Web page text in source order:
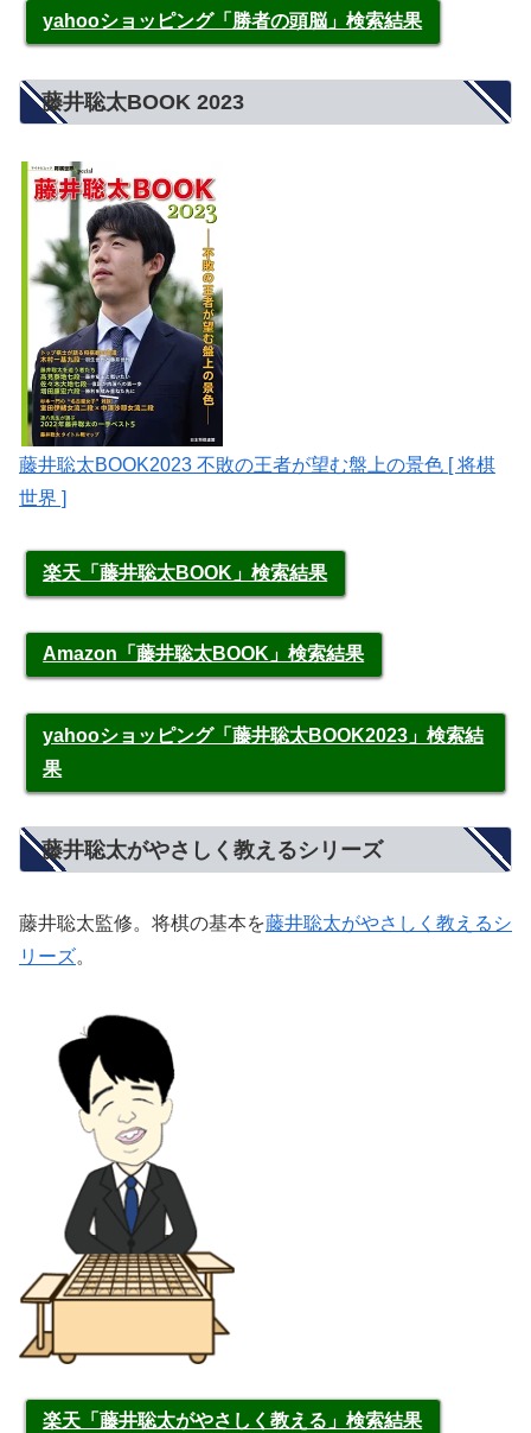
yahooショッピング「勝者の頭脳」検索結果
藤井聡太BOOK 2023
藤井聡太BOOK2023 不敗の王者が望む盤上の景色 [ 将棋
世界 ]
楽天「藤井聡太BOOK」検索結果
Amazon「藤井聡太BOOK」検索結果
yahooショッピング「藤井聡太BOOK2023」検索結
果
藤井聡太がやさしく教えるシリーズ
藤井聡太監修。将棋の基本を藤井聡太がやさしく教えるシ
リーズ。
楽天「藤井聡太がやさしく教える」検索結果